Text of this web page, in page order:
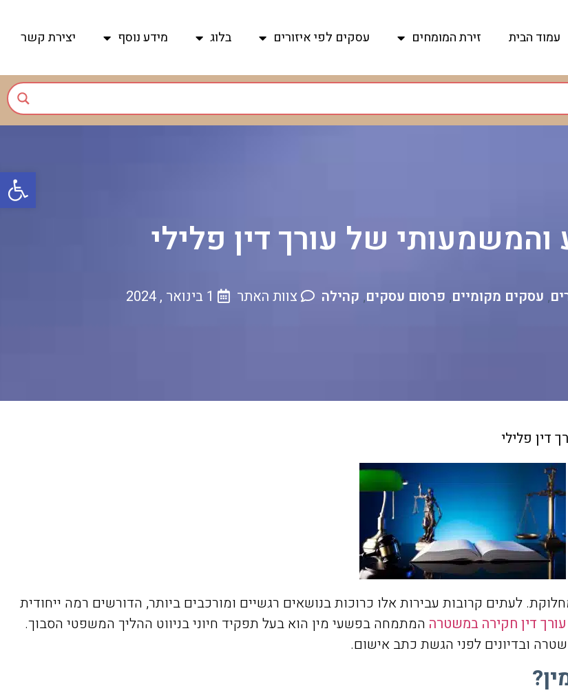
עמוד הבית זירת המומחים עסקים לפי איזורים בלוג מידע נוסף יצירת קשר
של עורך דין פלילי
, עסקים מקומיים, פרסום עסקים, קהילה צוות האתר 1 בינואר , 2024
דין פלילי
לעתים קרובות עבירות אלו כרוכות בנושאים רגשיים ומורכבים ביותר, הדורשים רמה ייחודית
עורך דין חקירה במשטרה המתמחה בפשעי מין הוא בעל תפקיד חיוני בניווט ההליך המשפטי הסבוך.
ובדיונים לפני הגשת כתב אישום.